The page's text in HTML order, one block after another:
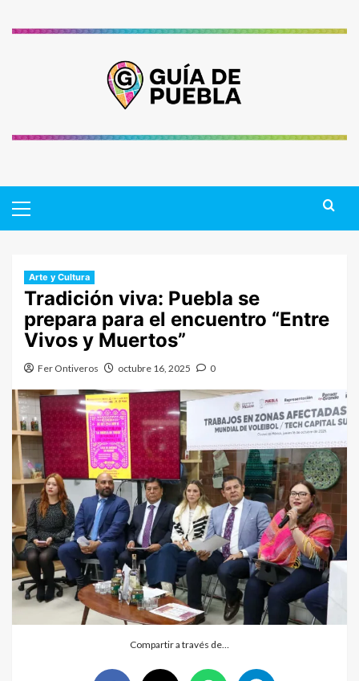
Menu
Arte y Cultura
Tradición viva: Puebla se
prepara para el encuentro “Entre
Vivos y Muertos”
Fer Ontiveros octubre 16, 2025 0
Compartir a través de…